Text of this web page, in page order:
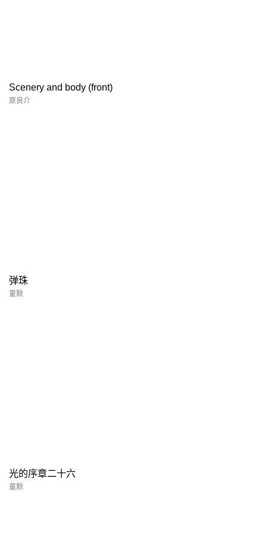
Scenery and body (front)
原良介
弹珠
童默
光的序章二十六
童默